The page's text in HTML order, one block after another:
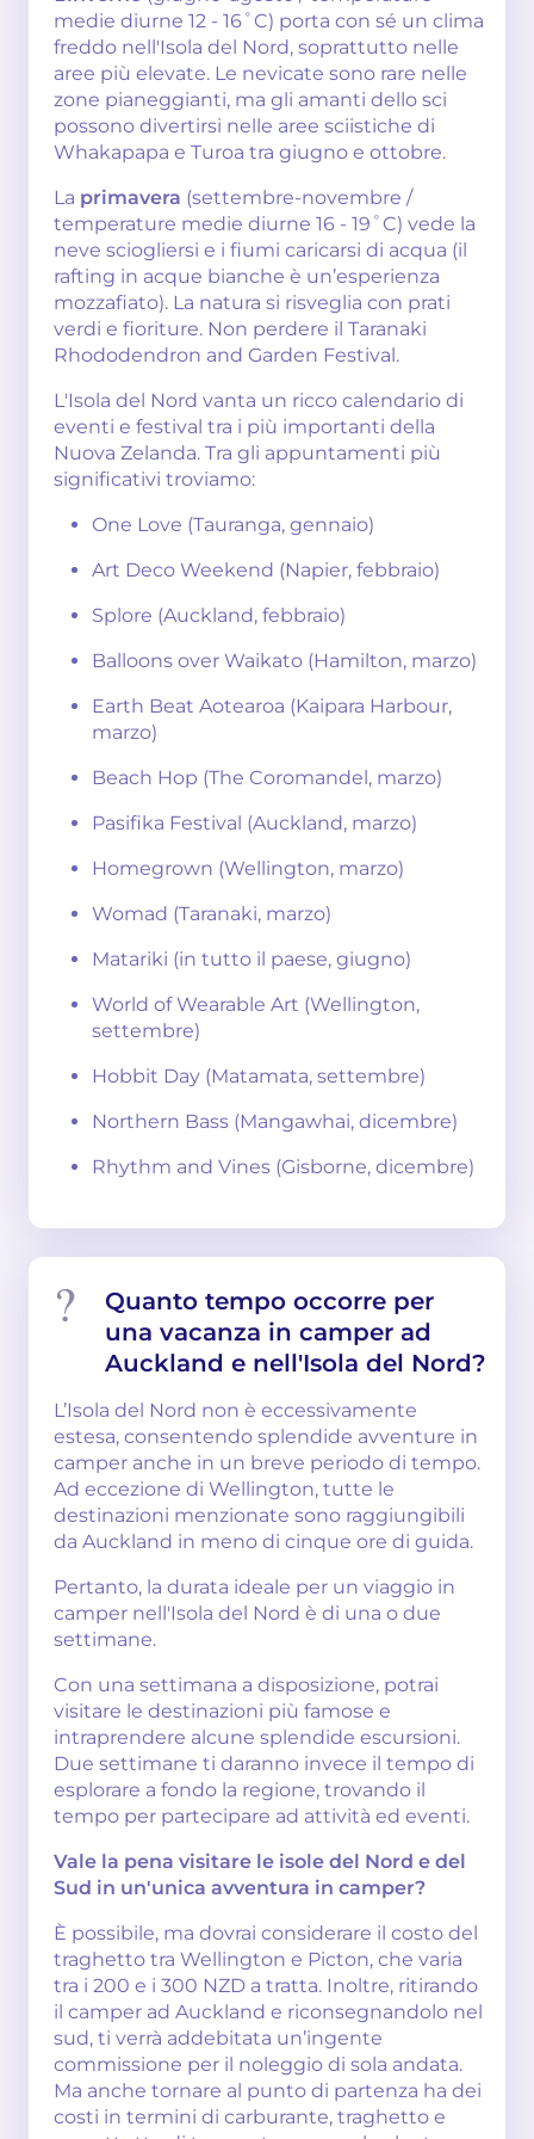
medie diurne 12 - 16˚C) porta con sé un clima
freddo nell'Isola del Nord, soprattutto nelle
aree più elevate. Le nevicate sono rare nelle
zone pianeggianti, ma gli amanti dello sci
possono divertirsi nelle aree sciistiche di
Whakapapa e Turoa tra giugno e ottobre.
La primavera (settembre-novembre /
temperature medie diurne 16 - 19˚C) vede la
neve sciogliersi e i fiumi caricarsi di acqua (il
rafting in acque bianche è un’esperienza
mozzafiato). La natura si risveglia con prati
verdi e fioriture. Non perdere il Taranaki
Rhododendron and Garden Festival.
L'Isola del Nord vanta un ricco calendario di
eventi e festival tra i più importanti della
Nuova Zelanda. Tra gli appuntamenti più
significativi troviamo:
One Love (Tauranga, gennaio)
Art Deco Weekend (Napier, febbraio)
Splore (Auckland, febbraio)
Balloons over Waikato (Hamilton, marzo)
Earth Beat Aotearoa (Kaipara Harbour,
marzo)
Beach Hop (The Coromandel, marzo)
Pasifika Festival (Auckland, marzo)
Homegrown (Wellington, marzo)
Womad (Taranaki, marzo)
Matariki (in tutto il paese, giugno)
World of Wearable Art (Wellington,
settembre)
Hobbit Day (Matamata, settembre)
Northern Bass (Mangawhai, dicembre)
Rhythm and Vines (Gisborne, dicembre)
Quanto tempo occorre per
una vacanza in camper ad
Auckland e nell'Isola del Nord?
L’Isola del Nord non è eccessivamente
estesa, consentendo splendide avventure in
camper anche in un breve periodo di tempo.
Ad eccezione di Wellington, tutte le
destinazioni menzionate sono raggiungibili
da Auckland in meno di cinque ore di guida.
Pertanto, la durata ideale per un viaggio in
camper nell'Isola del Nord è di una o due
settimane.
Con una settimana a disposizione, potrai
visitare le destinazioni più famose e
intraprendere alcune splendide escursioni.
Due settimane ti daranno invece il tempo di
esplorare a fondo la regione, trovando il
tempo per partecipare ad attività ed eventi.
Vale la pena visitare le isole del Nord e del
Sud in un'unica avventura in camper?
È possibile, ma dovrai considerare il costo del
traghetto tra Wellington e Picton, che varia
tra i 200 e i 300 NZD a tratta. Inoltre, ritirando
il camper ad Auckland e riconsegnandolo nel
sud, ti verrà addebitata un’ingente
commissione per il noleggio di sola andata.
Ma anche tornare al punto di partenza ha dei
costi in termini di carburante, traghetto e